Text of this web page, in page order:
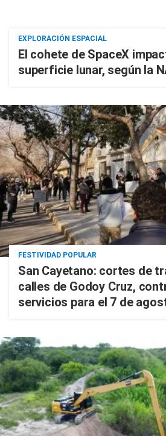
EXPLORACIÓN ESPACIAL
El cohete de SpaceX
superficie lunar, según la
FESTIVIDAD POPULAR
San Cayetano: cortes de
calles de Godoy Cruz,
servicios para el 7 de